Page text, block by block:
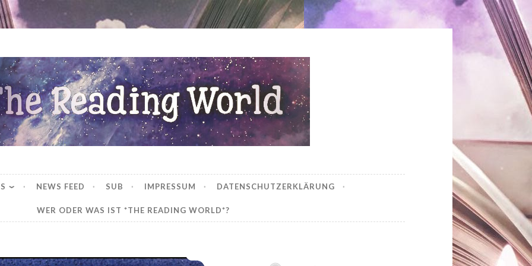
World
NEWS FEED SUB IMPRESSUM DATENSCHUTZERKLÄRUNG
WER ODER WAS IST *THE READING WORLD*?
*Rezension* -> Gebieter der Elemente – Gläserner Sturm (1) von P.C & Kristin Cast